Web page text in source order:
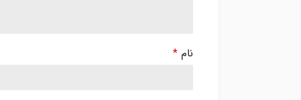
نام *